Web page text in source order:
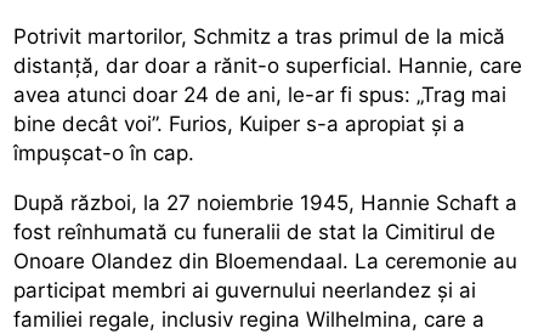
Potrivit martorilor, Schmitz a tras primul de la mică
distanță, dar doar a rănit-o superficial. Hannie, care
avea atunci doar 24 de ani, le-ar fi spus: „Trag mai
bine decât voi”. Furios, Kuiper s-a apropiat și a
împușcat-o în cap.
După război, la 27 noiembrie 1945, Hannie Schaft a
fost reînhumată cu funeralii de stat la Cimitirul de
Onoare Olandez din Bloemendaal. La ceremonie au
participat membri ai guvernului neerlandez și ai
familiei regale, inclusiv regina Wilhelmina, care a